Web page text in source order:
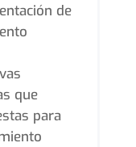
de
que
para